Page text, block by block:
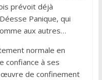
prévoit déjà
Panique, qui
aux autres…
normale en
confiance à ses
de confinement